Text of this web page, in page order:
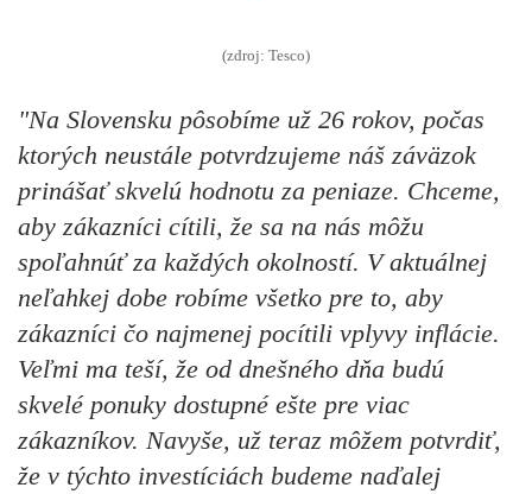
(zdroj: Tesco)
"Na Slovensku pôsobíme už 26 rokov, počas
ktorých neustále potvrdzujeme náš záväzok
prinášať skvelú hodnotu za peniaze. Chceme,
aby zákazníci cítili, že sa na nás môžu
spoľahnúť za každých okolností. V aktuálnej
neľahkej dobe robíme všetko pre to, aby
zákazníci čo najmenej pocítili vplyvy inflácie.
Veľmi ma teší, že od dnešného dňa budú
skvelé ponuky dostupné ešte pre viac
zákazníkov. Navyše, už teraz môžem potvrdiť,
že v týchto investíciách budeme naďalej